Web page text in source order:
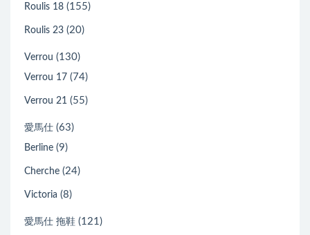
Roulis 18 (155)
Roulis 23 (20)
Verrou (130)
Verrou 17 (74)
Verrou 21 (55)
愛馬仕 (63)
Berline (9)
Cherche (24)
Victoria (8)
愛馬仕 拖鞋 (121)